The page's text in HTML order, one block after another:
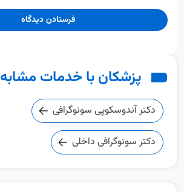
پزشکان با خدمات مشابه
دکتر آندوسکوپی سونوگرافی
دکتر سونوگرافی داخلی